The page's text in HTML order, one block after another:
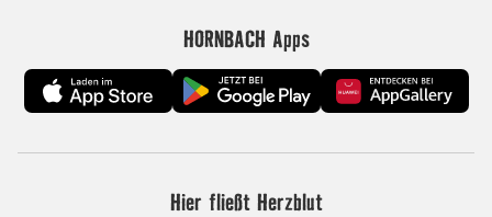
HORNBACH Apps
Hier fließt Herzblut